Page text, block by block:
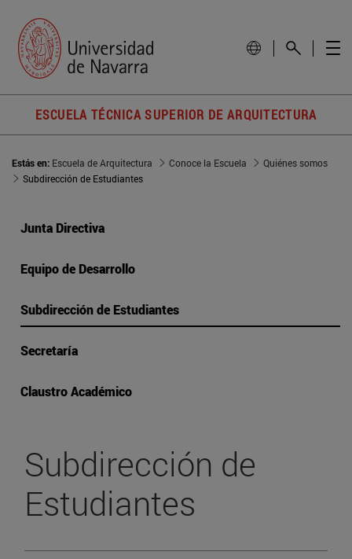
ESCUELA TÉCNICA SUPERIOR DE ARQUITECTURA
Estás en: Escuela de Arquitectura Conoce la Escuela
Quiénes somos
Subdirección de Estudiantes
Junta Directiva
Equipo de Desarrollo
Subdirección de Estudiantes
Secretaría
Claustro Académico
Subdirección de
Estudiantes